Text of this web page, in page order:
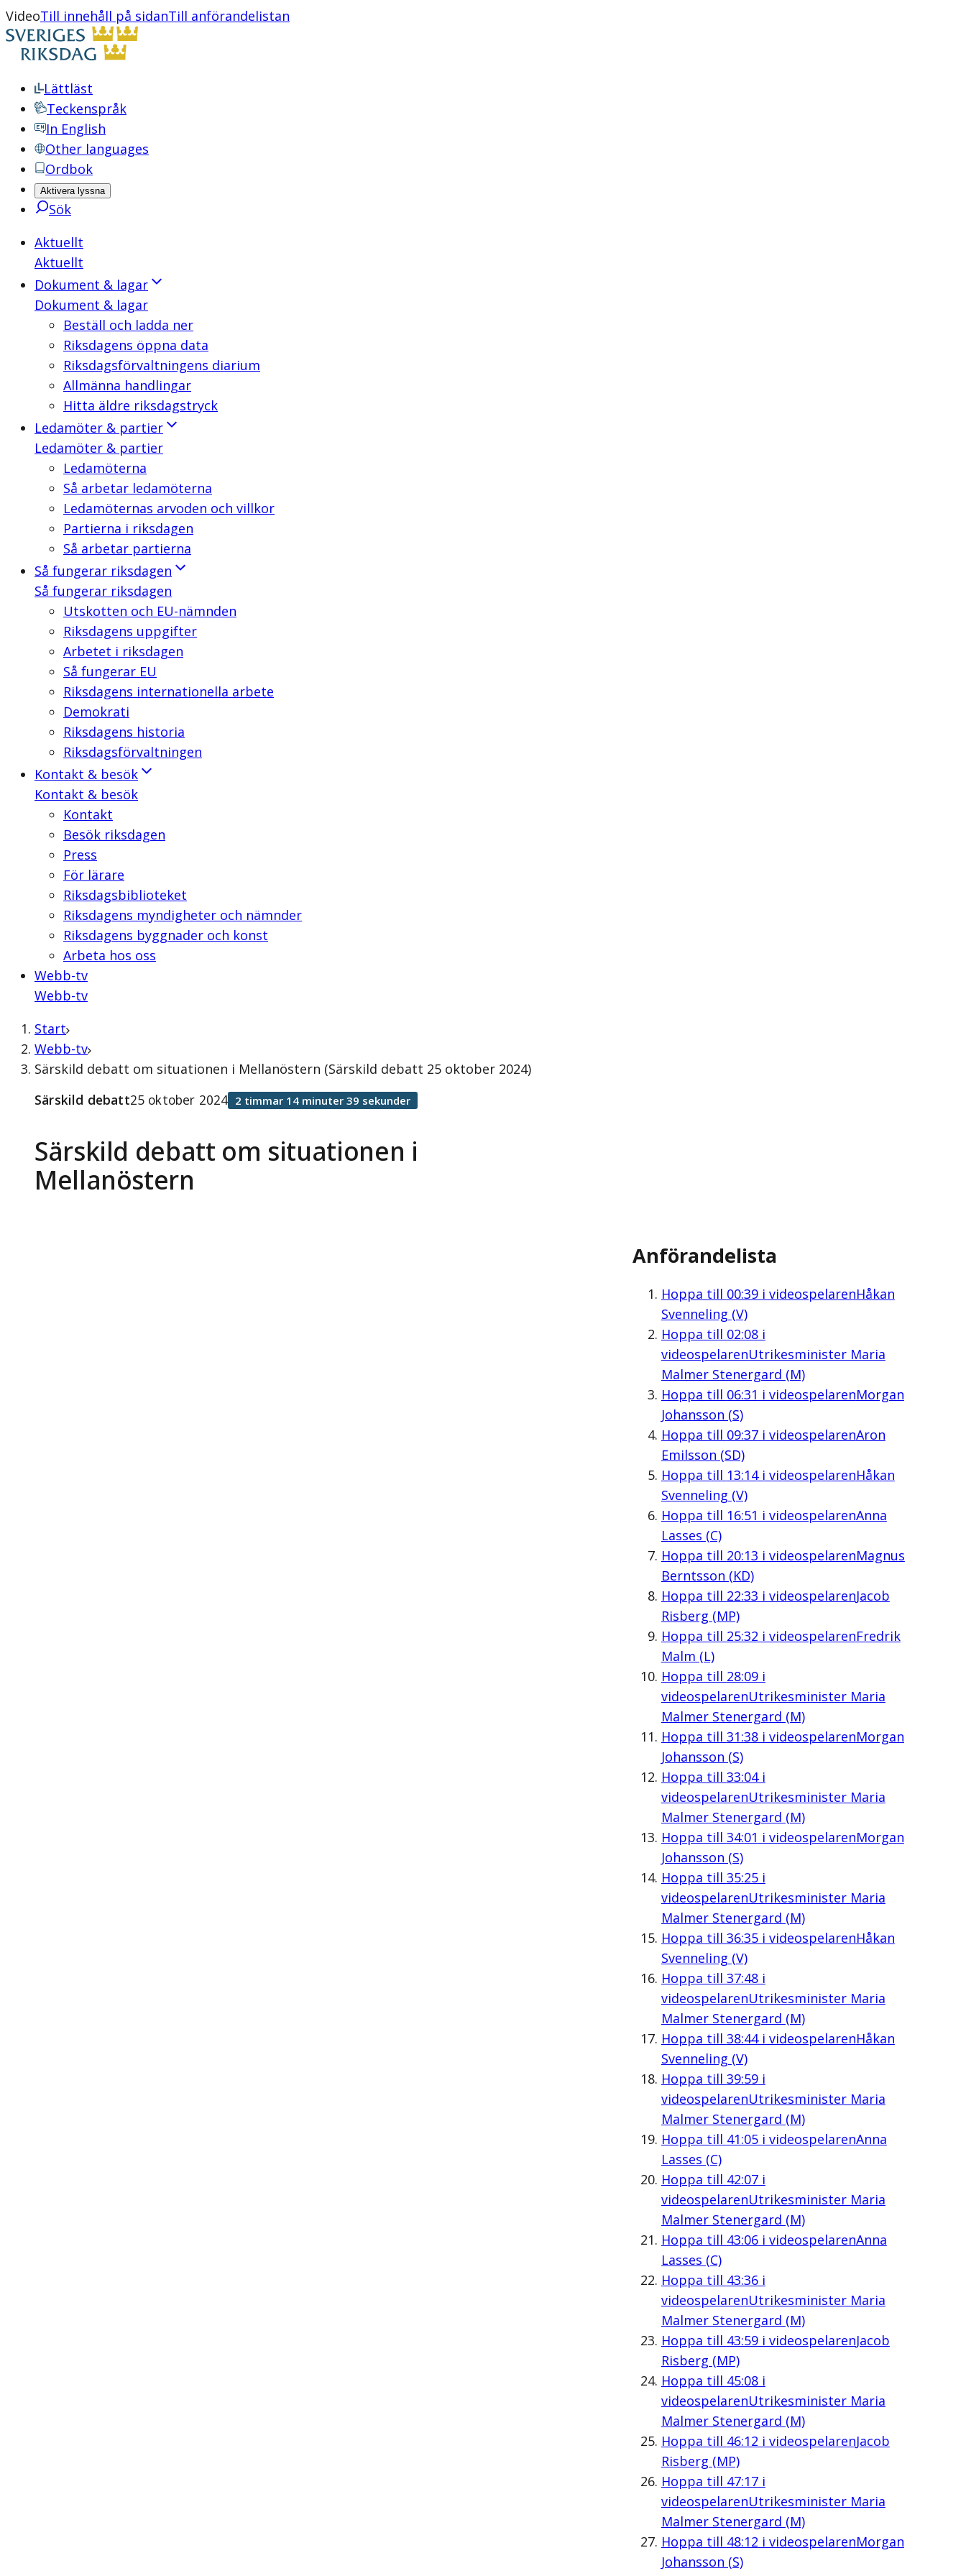
VideoTill innehåll på sidanTill anförandelistan
Lättläst
Teckenspråk
In English
Other languages
Ordbok
Aktivera lyssna
Sök
Aktuellt
Aktuellt
Dokument & lagar
Dokument & lagar
Beställ och ladda ner
Riksdagens öppna data
Riksdagsförvaltningens diarium
Allmänna handlingar
Hitta äldre riksdagstryck
Ledamöter & partier
Ledamöter & partier
Ledamöterna
Så arbetar ledamöterna
Ledamöternas arvoden och villkor
Partierna i riksdagen
Så arbetar partierna
Så fungerar riksdagen
Så fungerar riksdagen
Utskotten och EU-nämnden
Riksdagens uppgifter
Arbetet i riksdagen
Så fungerar EU
Riksdagens internationella arbete
Demokrati
Riksdagens historia
Riksdagsförvaltningen
Kontakt & besök
Kontakt & besök
Kontakt
Besök riksdagen
Press
För lärare
Riksdagsbiblioteket
Riksdagens myndigheter och nämnder
Riksdagens byggnader och konst
Arbeta hos oss
Webb-tv
Webb-tv
Start
Webb-tv
Särskild debatt om situationen i Mellanöstern (Särskild debatt 25 oktober 2024)
Särskild debatt om situationen i
Mellanöstern
Särskild debatt25 oktober 2024 2 timmar 14 minuter 39 sekunder
Anförandelista
Hoppa till 00:39i videospelarenHåkan
Svenneling (V)
Hoppa till 02:08i
videospelarenUtrikesminister Maria
Malmer Stenergard (M)
Hoppa till 06:31 i videospelarenMorgan
Johansson (S)
Hoppa till 09:37i videospelarenAron
Emilsson (SD)
Hoppa till 13:14i videospelarenHåkan
Svenneling (V)
Hoppa till 16:51 i videospelarenAnna
Lasses (C)
Hoppa till 20:13 i videospelarenMagnus
Berntsson (KD)
Hoppa till 22:33 i videospelarenJacob
Risberg (MP)
Hoppa till 25:32 i videospelarenFredrik
Malm (L)
Hoppa till 28:09i
videospelarenUtrikesminister Maria
Malmer Stenergard (M)
Hoppa till 31:38i videospelarenMorgan
Johansson (S)
Hoppa till 33:04i
videospelarenUtrikesminister Maria
Malmer Stenergard (M)
Hoppa till 34:01 i videospelarenMorgan
Johansson (S)
Hoppa till 35:25i
videospelarenUtrikesminister Maria
Malmer Stenergard (M)
Hoppa till 36:35i videospelarenHåkan
Svenneling (V)
Hoppa till 37:48i
videospelarenUtrikesminister Maria
Malmer Stenergard (M)
Hoppa till 38:44i videospelarenHåkan
Svenneling (V)
Hoppa till 39:59i
videospelarenUtrikesminister Maria
Malmer Stenergard (M)
Hoppa till 41:05i videospelarenAnna
Lasses (C)
Hoppa till 42:07i
videospelarenUtrikesminister Maria
Malmer Stenergard (M)
Hoppa till 43:06i videospelarenAnna
Lasses (C)
Hoppa till 43:36i
videospelarenUtrikesminister Maria
Malmer Stenergard (M)
Hoppa till 43:59i videospelarenJacob
Risberg (MP)
Hoppa till 45:08i
videospelarenUtrikesminister Maria
Malmer Stenergard (M)
Hoppa till 46:12 i videospelarenJacob
Risberg (MP)
Hoppa till 47:17i
videospelarenUtrikesminister Maria
Malmer Stenergard (M)
Hoppa till 48:12 i videospelarenMorgan
Johansson (S)